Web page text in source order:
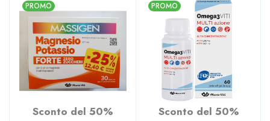
Sconto del 50%
PROMO
Sconto del 50%
PROMO